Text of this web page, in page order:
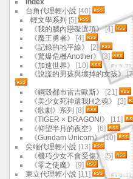
Index
台角代理輕小說 [40]
輕文學系列 [5]
《我的腦內戀礙選項》[4]
《魔王勇者》
[4]
《記錄的地平線》
[2]
《驚爆危機Another》[3]
《加速世界》
[10]
《說謊的男孩與壞掉的女孩》
《鋼殼都市雷吉歐斯》
[21]
《美少女死神還我H之魂》
[3]
《歌劇》系列 [8]
《TIGER × DRAGON!》
[11]
《仰望半月的夜空》
[6]
《Gundam Unicorn》[10]
尖端代理輕小說 [13]
《機巧少女不會受傷》
[5]
《零之使魔》
[9]
東立代理輕小說 [11]